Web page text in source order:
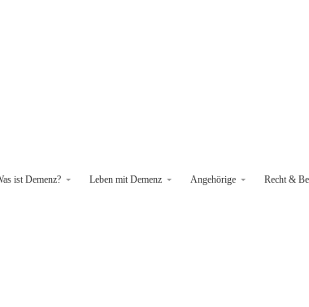
ist Demenz? Leben mit Demenz Angehörige Recht &